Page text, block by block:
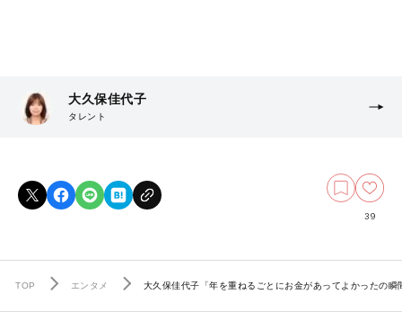
大久保佳代子
タレント
39
TOP エンタメ 大久保佳代子「年を重ねるごとにお金があってよかったの